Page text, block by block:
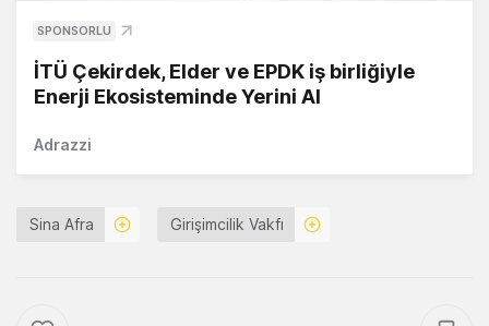
SPONSORLU
İTÜ Çekirdek, Elder ve EPDK iş birliğiyle
Enerji Ekosisteminde Yerini Al
Adrazzi
Sina Afra Girişimcilik Vakfı